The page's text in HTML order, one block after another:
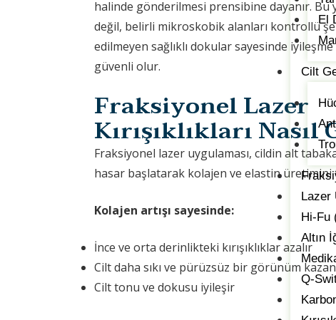
El
Cilt
Lazer
Hi-Fu
Altın
Q-
halinde gönderilmesi prensibine dayanır. Bu
değil, belirli mikroskobik alanları kontrollü
edilmeyen sağlıklı dokular sayesinde iyileşme
güvenli olur.
Fraksiyonel Lazer
Kırışıklıkları
Fraksiyonel lazer uygulaması, cildin alt
hasar başlatarak kolajen ve elastin üretimini
Kolajen artışı sayesinde:
İnce ve orta derinlikteki kırışıklıklar azalır
Cilt daha sıkı ve pürüzsüz bir görünüm
Cilt tonu ve dokusu iyileşir